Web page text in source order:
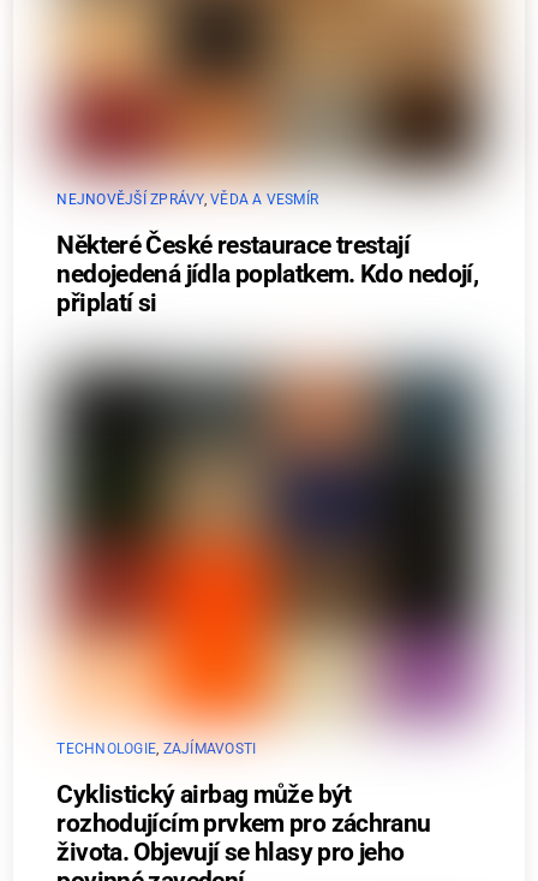
NEJNOVĚJŠÍ ZPRÁVY,VĚDA A VESMÍR
Některé České restaurace trestají
nedojedená jídla poplatkem. Kdo nedojí,
připlatí si
TECHNOLOGIE, ZAJÍMAVOSTI
Cyklistický airbag může být
rozhodujícím prvkem pro záchranu
života. Objevují se hlasy pro jeho